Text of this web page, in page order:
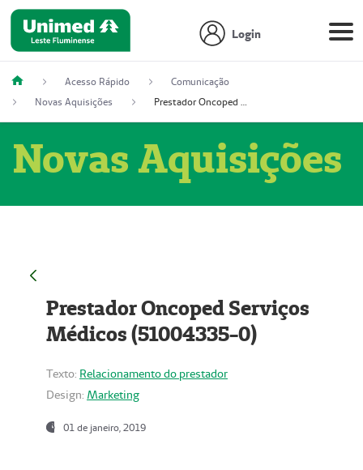
Login
Acesso Rápido
Comunicação
Novas Aquisições
Prestador Oncoped Serviços Médicos (51004335-0)
Novas Aquisições
Prestador Oncoped Serviços
Médicos (51004335-0)
Texto: Relacionamento do prestador
Design: Marketing
01 de janeiro, 2019